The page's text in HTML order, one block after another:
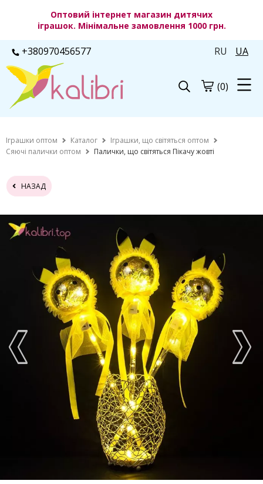
Оптовий інтернет магазин дитячих
іграшок. Мінімальне замовлення 1000 грн.
+380970456577 RU UA
(0)
Іграшки оптом Каталог
Іграшки, що світяться оптом
Сяючі палички оптом
Палички, що світяться Пікачу жовті
НАЗАД